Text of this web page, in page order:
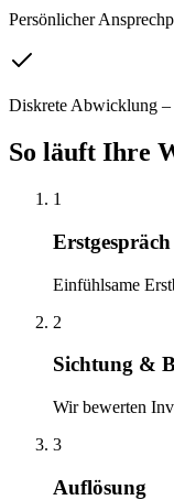
Persönlicher
Diskrete Abwicklung –
So läuft Ihre
1
Erstgespräch
Einfühlsame
2
Sichtung &
Wir bewerten
3
Auflösung